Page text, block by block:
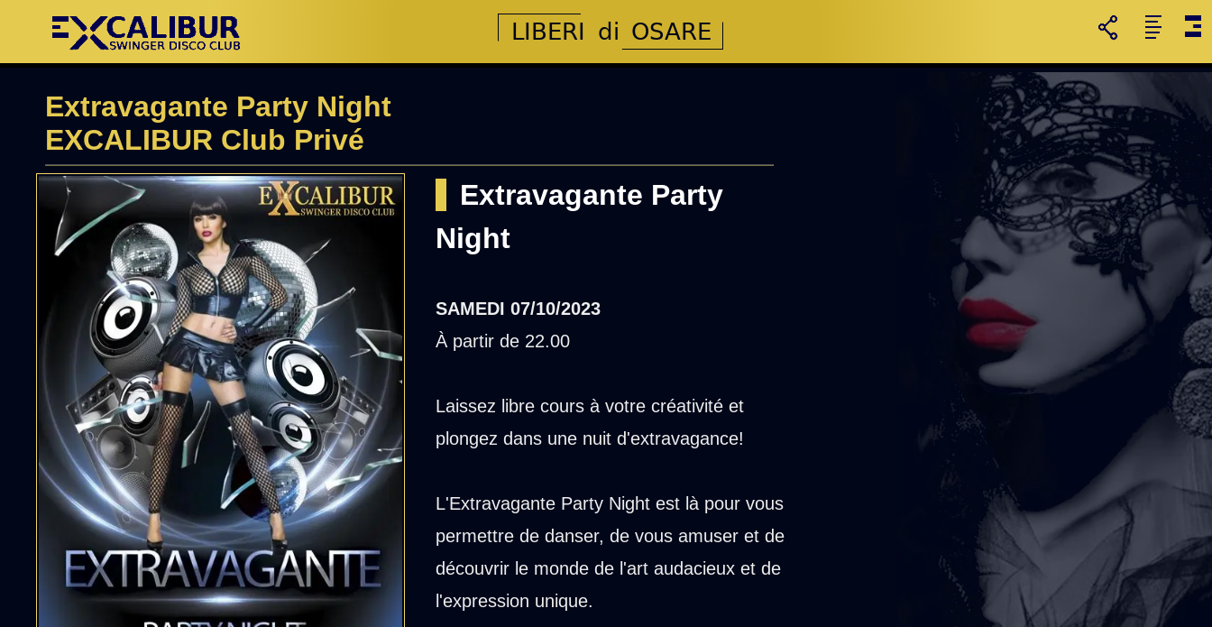
Extravagante Party Night
EXCALIBUR Club Privé
Extravagante Party
Night
SAMEDI 07/10/2023
À partir de 22.00
Laissez libre cours à votre créativité et
plongez dans une nuit d'extravagance!
L'Extravagante Party Night est là pour vous
permettre de danser, de vous amuser et de
découvrir le monde de l'art audacieux et de
l'expression unique.